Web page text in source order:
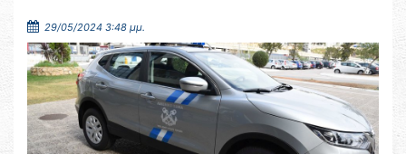
29/05/2024 3:48 μμ.